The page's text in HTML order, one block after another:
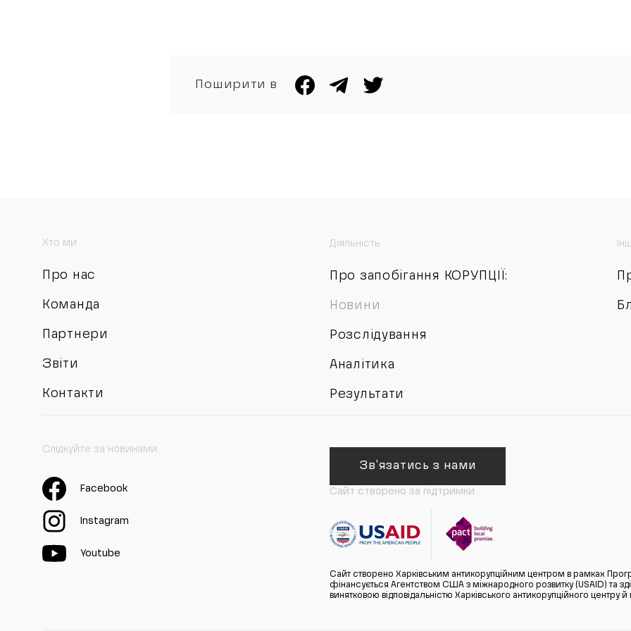
Поширити в
Хто ми
Про нас
Команда
Партнери
Звіти
Контакти
Діяльність
Про запобігання КОРУПЦІЇ:
Новини
Розслідування
Аналітика
Результати
Слідкуйте за новинами
Facebook
Instagram
Youtube
Зв'язатись з нами
Сайт створено за підтримки
Сайт створено Харківським антикорупційним центром в рамках
фінансується Агентством США з міжнародного розвитку (USAID) та
винятковою відповідальністю Харківського антикорупційного